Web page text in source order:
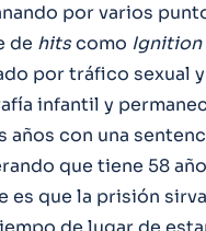
por varios
de hitscomo Ignition
por tráfico sexual y
infantil y
años con una
que tiene 58
es que la prisión